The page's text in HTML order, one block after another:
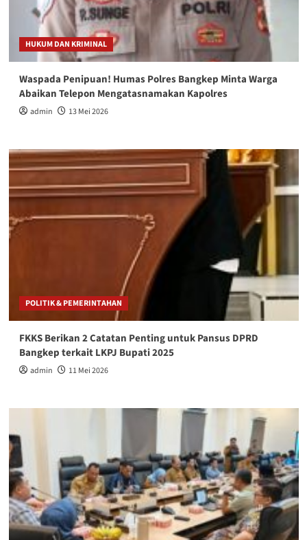
HUKUM DAN KRIMINAL
Waspada Penipuan! Humas Polres Bangkep Minta Warga
Abaikan Telepon Mengatasnamakan Kapolres
admin 13 Mei 2026
POLITIK & PEMERINTAHAN
FKKS Berikan 2 Catatan Penting untuk Pansus DPRD
Bangkep terkait LKPJ Bupati 2025
admin 11 Mei 2026